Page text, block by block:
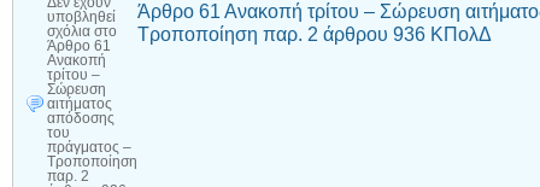
υποβληθεί
σχόλια στο
Άρθρο 61
Ανακοπή
τρίτου –
Σώρευση
αιτήματος
απόδοσης
του
πράγματος –
Τροποποίηση
παρ. 2
Άρθρο 61 Ανακοπή τρίτου – Σώρευση
Τροποποίηση παρ. 2 άρθρου 936 ΚΠολΔ